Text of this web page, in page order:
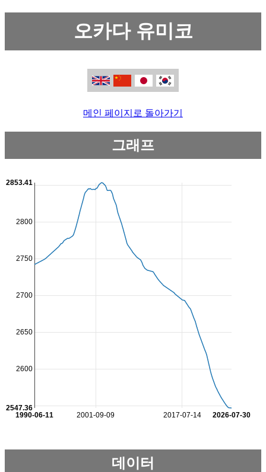
오카다 유미코
메인 페이지로 돌아가기
그래프
2001-09-09 2017-07-14
1990-06-11 2026-07-30
2600
2650
2700
2750
2800
2547.36
2853.41
데이터